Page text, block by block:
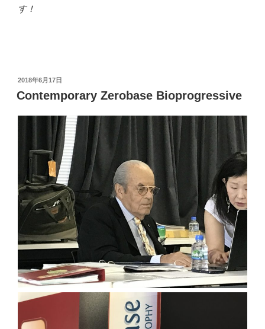
す！
投
稿
日:
2018年6月17日
Contemporary Zerobase Bioprogressive